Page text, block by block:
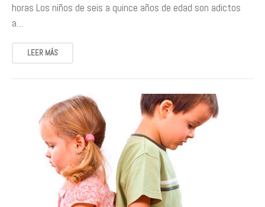
horas Los niños de seis a quince años de edad son adictos
a…
LEER MÁS